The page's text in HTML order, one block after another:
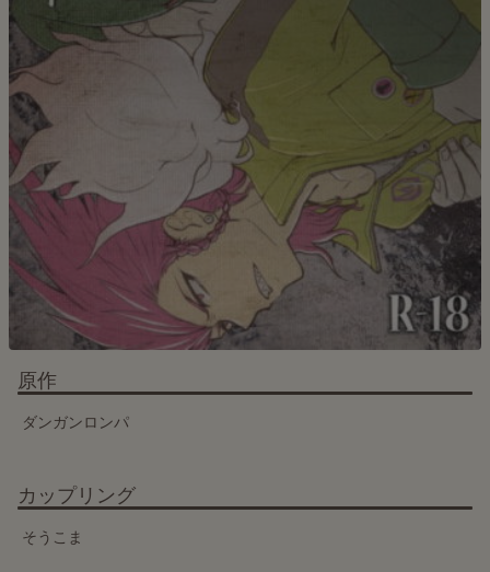
原作
ダンガンロンパ
カップリング
そうこま